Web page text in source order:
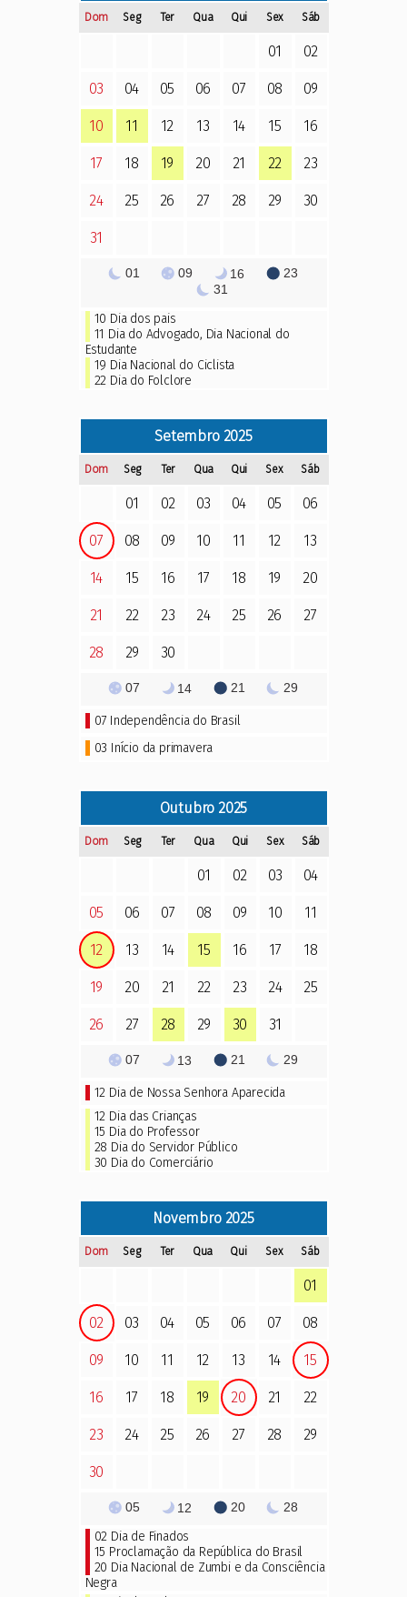
Dom Seg Ter Qua Qui Sex Sáb
01 02
03 04 05 06 07 08 09
10 11 12 13 14 15 16
17 18 19 20 21 22 23
24 25 26 27 28 29 30
31
01 09 16
23
31
10 Dia dos pais
11 Dia do Advogado, Dia Nacional do
Estudante
19 Dia Nacional do Ciclista
22 Dia do Folclore
Setembro2025
Dom Seg Ter Qua Qui Sex Sáb
01 02 03 04 05 06
07 08 09 10 11 12 13
14 15 16 17 18 19 20
21 22 23 24 25 26 27
28 29 30
07 14 21 29
07 Independência do Brasil
03 Início da primavera
Outubro 2025
Dom Seg Ter Qua Qui Sex Sáb
01 02 03 04
05 06 07 08 09 10 11
12 13 14 15 16 17 18
19 20 21 22 23 24 25
26 27 28 29 30 31
07 13 21 29
12 Dia de Nossa Senhora Aparecida
12 Dia das Crianças
15 Dia do Professor
28 Dia do Servidor Público
30 Dia do Comerciário
Novembro2025
Dom Seg Ter Qua Qui Sex Sáb
01
02 03 04 05 06 07 08
09 10 11 12 13 14 15
16 17 18 19 20 21 22
23 24 25 26 27 28 29
30
05 12 20 28
02 Dia de Finados
15 Proclamação da República do Brasil
20 Dia Nacional de Zumbi e da Consciência
Negra